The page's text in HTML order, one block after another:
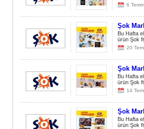
6
Şok
Bu Hafta
ürün Şok
20
Şok
Bu Hafta
ürün Şok
14
Şok
Bu Hafta
ürün Şok